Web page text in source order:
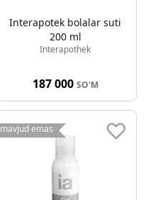
Interapotek bolalar suti
200 ml
Interapothek
187 000 SO'M
mavjud emas